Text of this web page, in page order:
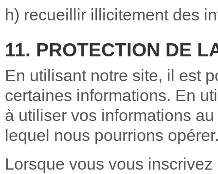
h) recueillir illicitement des
11. PROTECTION DE
En utilisant notre site, il est
certaines informations. En
à utiliser vos informations
lequel nous pourrions
Lorsque vous vous